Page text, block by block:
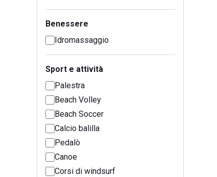
Benessere
Idromassaggio
Sport e attività
Palestra
Beach Volley
Beach Soccer
Calcio balilla
Pedalò
Canoe
Corsi di windsurf